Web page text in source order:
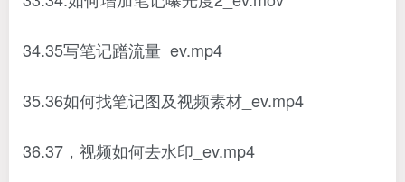
34.35写笔记蹭流量_ev.mp4
35.36如何找笔记图及视频素材_ev.mp4
36.37，视频如何去水印_ev.mp4